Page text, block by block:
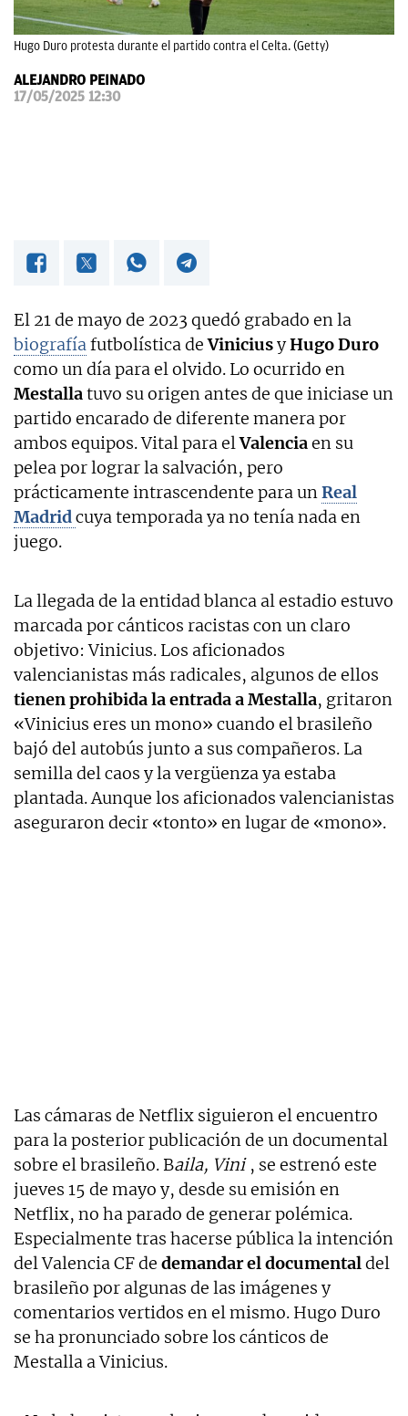
Hugo Duro protesta durante el partido contra el Celta. (Getty)
ALEJANDRO PEINADO
17/05/2025 12:30
El 21 de mayo de 2023 quedó grabado en la
biografíafutbolística deViniciusyHugo Duro
como un día para el olvido. Lo ocurrido en
Mestallatuvo su origen antes de que iniciase un
partido encarado de diferente manera por
ambos equipos. Vital para elValenciaen su
pelea por lograr la salvación, pero
prácticamente intrascendente para unReal
Madridcuya temporada ya no tenía nada en
juego.
La llegada de la entidad blanca al estadio estuvo
marcada por cánticos racistas con un claro
objetivo: Vinicius. Los aficionados
valencianistas más radicales, algunos de ellos
tienen prohibida la entrada a Mestalla, gritaron
«Vinicius eres un mono» cuando el brasileño
bajó del autobús junto a sus compañeros. La
semilla del caos y la vergüenza ya estaba
plantada. Aunque los aficionados valencianistas
aseguraron decir «tonto» en lugar de «mono».
Las cámaras de Netflix siguieron el encuentro
para la posterior publicación de un documental
sobre el brasileño. Baila, Vini , se estrenó este
jueves 15 de mayo y, desde su emisión en
Netflix, no ha parado de generar polémica.
Especialmente tras hacerse pública la intención
del Valencia CF de demandar el documentaldel
brasileño por algunas de las imágenes y
comentarios vertidos en el mismo. Hugo Duro
se ha pronunciado sobre los cánticos de
Mestalla a Vinicius.